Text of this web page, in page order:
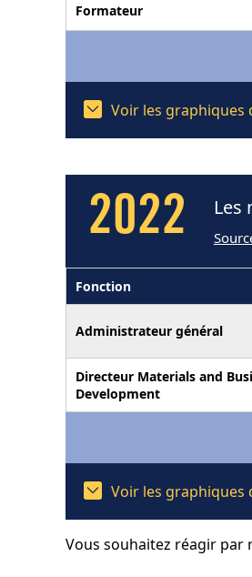
Formateur
Voir les graphiques
2022 Les
Fonction
Administrateur général
Directeur Materials and
Development
Voir les graphiques
Vous souhaitez réagir par